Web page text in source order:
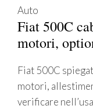
Auto
Fiat 500C
motori,
Fiat 500C
motori,
verificare